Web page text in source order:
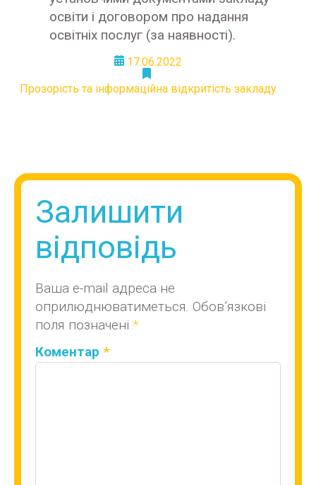
освіти і договором про надання
освітніх послуг (за наявності).
17.06.2022
Прозорість та інформаційна відкритість закладу
Залишити
відповідь
Ваша e-mail адреса не
оприлюднюватиметься. Обов’язкові
поля позначені *
Коментар *